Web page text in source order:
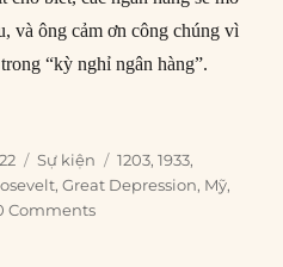
và ông cảm ơn công chúng vì
“kỳ nghỉ ngân hàng”.
Roosevelt phát sóng chương
Categories
Sự kiện Tags
1203,1933,
,Great Depression, Mỹ,
Comments